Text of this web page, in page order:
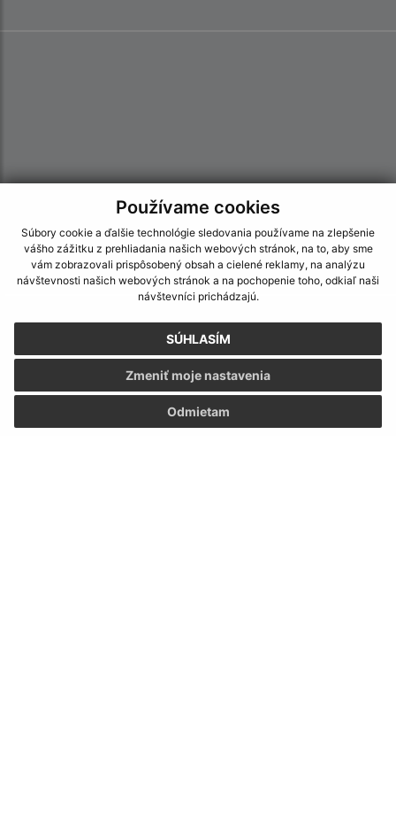
Používame cookies
Súbory cookie a ďalšie technológie sledovania používame na zlepšenie
vášho zážitku z prehliadania našich webových stránok, na to, aby sme
vám zobrazovali prispôsobený obsah a cielené reklamy, na analýzu
návštevnosti našich webových stránok a na pochopenie toho, odkiaľ naši
návštevníci prichádzajú.
SÚHLASÍM
Odmietam
Zmeniť moje nastavenia
Vyhlásenie o prístupnosti
Autorské práva
Ochrana osobných údajov
Navigácia: